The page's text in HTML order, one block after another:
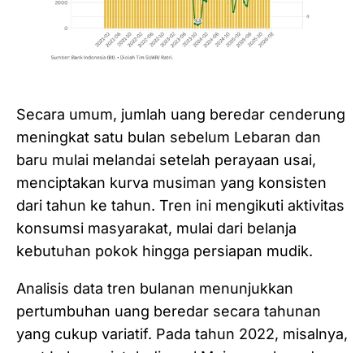
Secara umum, jumlah uang beredar cenderung
meningkat satu bulan sebelum Lebaran dan
baru mulai melandai setelah perayaan usai,
menciptakan kurva musiman yang konsisten
dari tahun ke tahun. Tren ini mengikuti aktivitas
konsumsi masyarakat, mulai dari belanja
kebutuhan pokok hingga persiapan mudik.
Analisis data tren bulanan menunjukkan
pertumbuhan uang beredar secara tahunan
yang cukup variatif. Pada tahun 2022, misalnya,